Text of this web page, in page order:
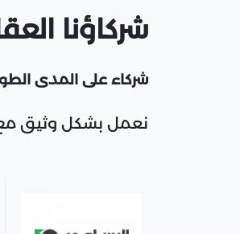
شركاؤنا
شركاء على المدى
نعمل بشكل وثيق